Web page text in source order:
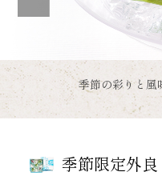
季節の彩りと風
季節限定外